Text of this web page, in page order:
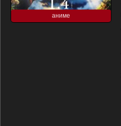
аниме